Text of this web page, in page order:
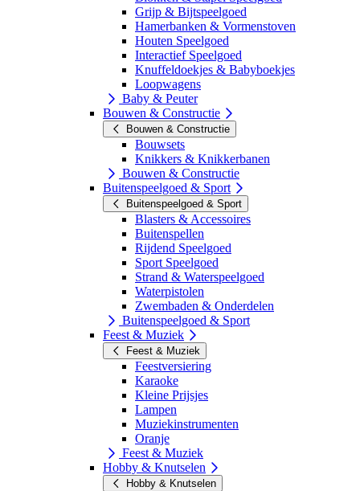
Grijp & Bijtspeelgoed
Hamerbanken & Vormenstoven
Houten Speelgoed
Interactief Speelgoed
Knuffeldoekjes & Babyboekjes
Loopwagens
Baby & Peuter
Bouwen & Constructie
Bouwen & Constructie
Bouwsets
Knikkers & Knikkerbanen
Bouwen & Constructie
Buitenspeelgoed & Sport
Buitenspeelgoed & Sport
Blasters & Accessoires
Buitenspellen
Rijdend Speelgoed
Sport Speelgoed
Strand & Waterspeelgoed
Waterpistolen
Zwembaden & Onderdelen
Buitenspeelgoed & Sport
Feest & Muziek
Feest & Muziek
Feestversiering
Karaoke
Kleine Prijsjes
Lampen
Muziekinstrumenten
Oranje
Feest & Muziek
Hobby & Knutselen
Hobby & Knutselen